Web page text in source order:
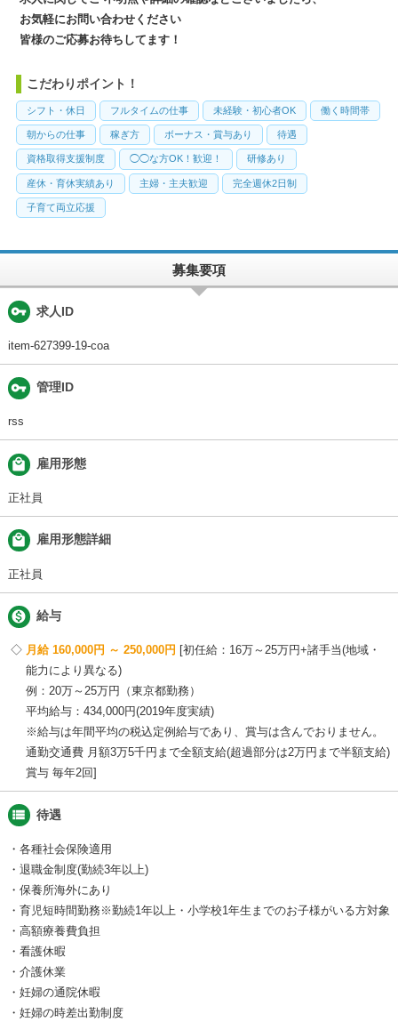
お気軽にお問い合わせください
皆様のご応募お待ちしてます！
こだわりポイント！
シフト・休日 フルタイムの仕事 未経験・初心者OK 働く時間帯
朝からの仕事 稼ぎ方 ボーナス・賞与あり 待遇
資格取得支援制度 ◯◯な方OK！歓迎！ 研修あり
産休・育休実績あり 主婦・主夫歓迎 完全週休2日制
子育て両立応援
募集要項
vpn_key 求人ID
item-627399-19-coa
vpn_key 管理ID
rss
local_mall 雇用形態
正社員
local_mall 雇用形態詳細
正社員
 給与
月給 160,000円 ～ 250,000円
初任給：16万～25万円+諸手当(地域・
能力により異なる)
例：20万～25万円（東京都勤務）
平均給与：434,000円(2019年度実績)
※給与は年間平均の税込定例給与であり、賞与は含んでおりません。
通勤交通費 月額3万5千円まで全額支給(超過部分は2万円まで半額支給)
賞与 毎年2回
view_list 待遇
・各種社会保険適用
・退職金制度(勤続3年以上)
・保養所海外にあり
・育児短時間勤務※勤続1年以上・小学校1年生までのお子様がいる方対象
・高額療養費負担
・看護休暇
・介護休業
・妊婦の通院休暇
・妊婦の時差出勤制度